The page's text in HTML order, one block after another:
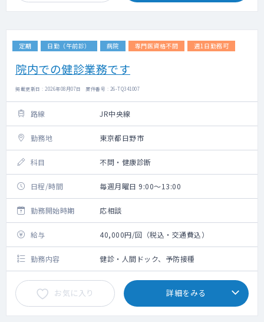
定期 日勤（午前診） 病院 専門医資格不問 週1日勤務可
院内での健診業務です
掲載更新日 : 2026年08月07日 案件番号 : 26-TQ341007
路線 JR中央線
勤務地 東京都日野市
科目 不問・健康診断
日程/時間 毎週月曜日 9:00～13:00
勤務開始時期 応相談
給与 40,000円/回（税込・交通費込）
勤務内容 健診・人間ドック、予防接種
お気に入り 詳細をみる